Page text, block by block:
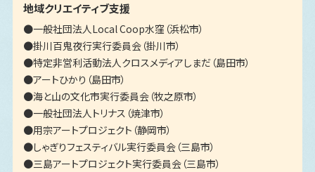
地域クリエイティブ支援
一般社団法人Local Coop水窪（浜松市）
掛川百鬼夜行実行委員会（掛川市）
特定非営利活動法人クロスメディアしまだ（島田市）
アートひかり（島田市）
海と山の文化市実行委員会（牧之原市）
一般社団法人トリナス（焼津市）
用宗アートプロジェクト（静岡市）
しゃぎりフェスティバル実行委員会（三島市）
三島アートプロジェクト実行委員会（三島市）